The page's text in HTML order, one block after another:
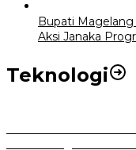
Bupati
Aksi Janaka
Teknologi